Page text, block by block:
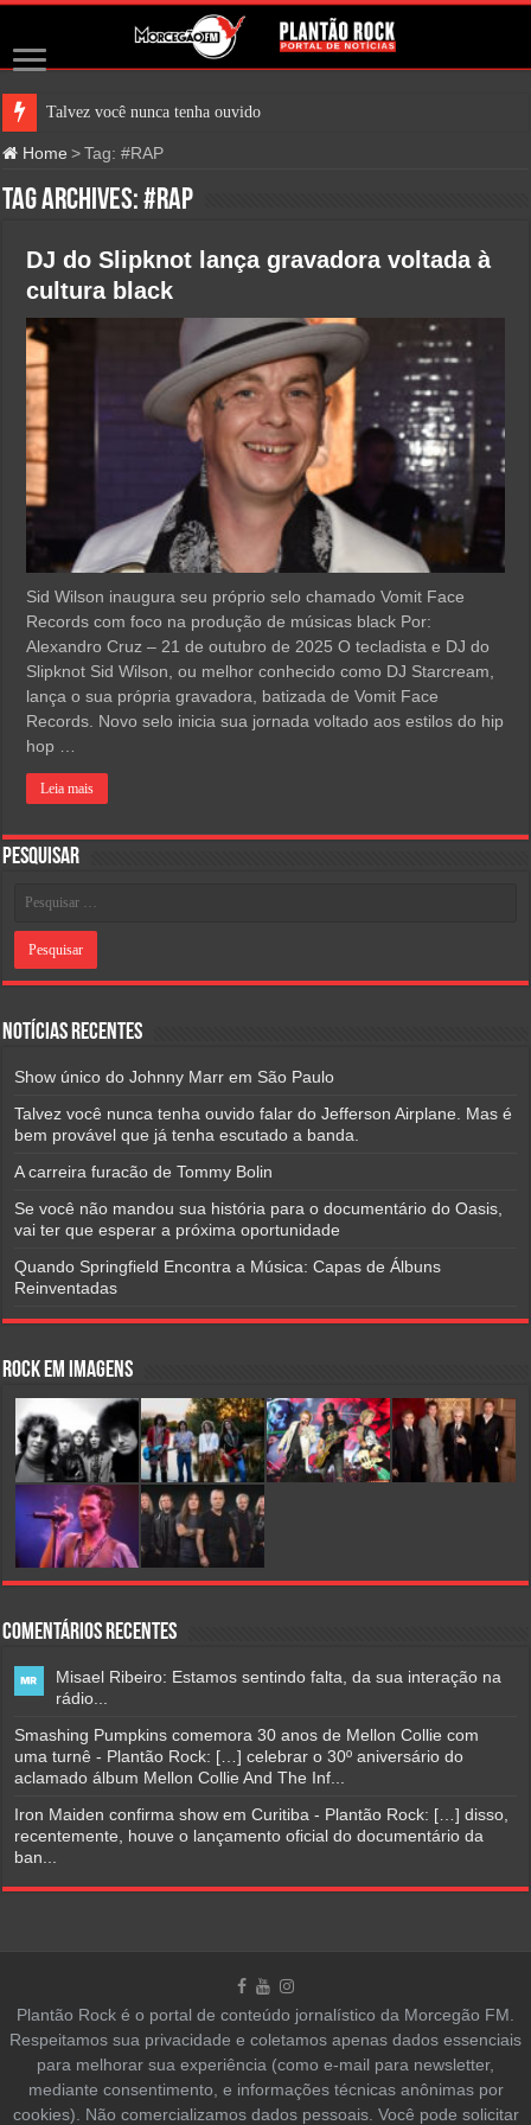
Talvez você nunca tenha ouvido falar
Home > Tag:#RAP
Tag Archives:#RAP
DJ do Slipknot lança gravadora voltada à
cultura black
Sid Wilson inaugura seu próprio selo chamado Vomit Face
Records com foco na produção de músicas black Por:
Alexandro Cruz – 21 de outubro de 2025 O tecladista e DJ do
Slipknot Sid Wilson, ou melhor conhecido como DJ Starcream,
lança o sua própria gravadora, batizada de Vomit Face
Records. Novo selo inicia sua jornada voltado aos estilos do hip
hop …
Leia mais
Pesquisar
Notícias Recentes
Show único do Johnny Marr em São Paulo
Talvez você nunca tenha ouvido falar do Jefferson Airplane. Mas é
bem provável que já tenha escutado a banda.
A carreira furacão de Tommy Bolin
Se você não mandou sua história para o documentário do Oasis,
vai ter que esperar a próxima oportunidade
Quando Springfield Encontra a Música: Capas de Álbuns
Reinventadas
Rock em Imagens
Comentários Recentes
Misael Ribeiro: Estamos sentindo falta, da sua interação na
rádio...
Smashing Pumpkins comemora 30 anos de Mellon Collie com
uma turnê - Plantão Rock: […] celebrar o 30º aniversário do
aclamado álbum Mellon Collie And The Inf...
Iron Maiden confirma show em Curitiba - Plantão Rock: […] disso,
recentemente, houve o lançamento oficial do documentário da
ban...
Plantão Rock é o portal de conteúdo jornalístico da Morcegão FM.
Respeitamos sua privacidade e coletamos apenas dados essenciais
para melhorar sua experiência (como e-mail para newsletter,
mediante consentimento, e informações técnicas anônimas por
cookies). Não comercializamos dados pessoais. Você pode solicitar